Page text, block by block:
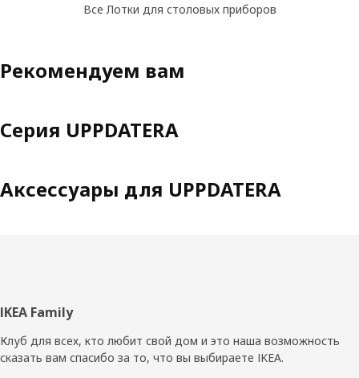
Все Лотки для столовых приборов
Рекомендуем вам
Серия UPPDATERA
Аксессуары для UPPDATERA
Нижний
колонтитул
IKEA Family
Клуб для всех, кто любит свой дом и это наша возможность
сказать вам спасибо за то, что вы выбираете IKEA.